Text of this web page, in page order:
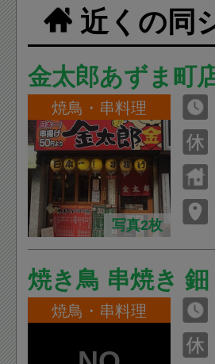
近くの同
金太郎あずま町
焼鳥・串料理
写真2枚
焼き鳥 串焼
焼鳥・串料理